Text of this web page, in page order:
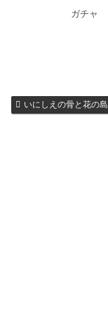
ガチャ
いにしえの骨と花の島